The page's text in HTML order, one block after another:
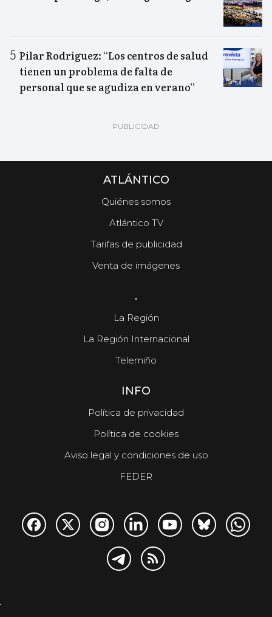
Pilar Rodríguez: “Los centros de salud
tienen un problema de falta de
personal que se agudiza en verano”
ATLÁNTICO
Quiénes somos
Atlántico TV
Tarifas de publicidad
Venta de imágenes
.
La Región
La Región Internacional
Telemiño
INFO
Política de privacidad
Política de cookies
Aviso legal y condiciones de uso
FEDER